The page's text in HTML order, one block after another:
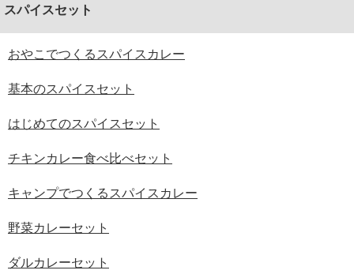
スパイスセット
おやこでつくるスパイスカレー
基本のスパイスセット
はじめてのスパイスセット
チキンカレー食べ比べセット
キャンプでつくるスパイスカレー
野菜カレーセット
ダルカレーセット